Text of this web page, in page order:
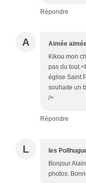
Répondre
A Aimée
Kikou mon
pas du
église Saint
souhaite un
/>
Répondre
L les
Bonjour
photos.